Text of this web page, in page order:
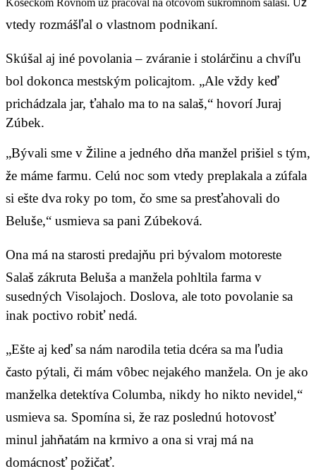
vtedy rozmášľal o vlastnom podnikaní.
Skúšal aj iné povolania – zváranie i stolárčinu a chvíľu
bol dokonca mestským policajtom. „Ale vždy keď
prichádzala jar, ťahalo ma to na salaš,“ hovorí Juraj
Zúbek.
„Bývali sme v Žiline a jedného dňa manžel prišiel s tým,
že máme farmu. Celú noc som vtedy preplakala a zúfala
si ešte dva roky po tom, čo sme sa presťahovali do
Beluše,“ usmieva sa pani Zúbeková.
Ona má na starosti predajňu pri bývalom motoreste
Salaš zákruta Beluša a manžela pohltila farma v
susedných Visolajoch. Doslova, ale toto povolanie sa
inak poctivo robiť nedá.
„Ešte aj keď sa nám narodila tetia dcéra sa ma ľudia
často pýtali, či mám vôbec nejakého manžela. On je ako
manželka detektíva Columba, nikdy ho nikto nevidel,“
usmieva sa. Spomína si, že raz poslednú hotovosť
minul jahňatám na krmivo a ona si vraj má na
domácnosť požičať.